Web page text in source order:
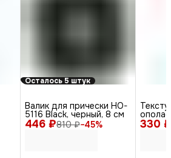
Осталось 5 штук
446 ₽810 ₽−45%
Валик для прически HO-
5116 Black, черный, 8 см
330 ₽